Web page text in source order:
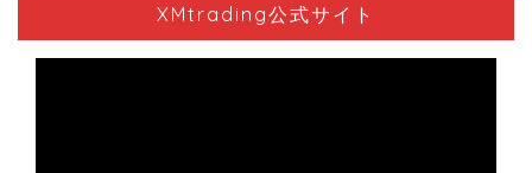
XMtrading公式サイト